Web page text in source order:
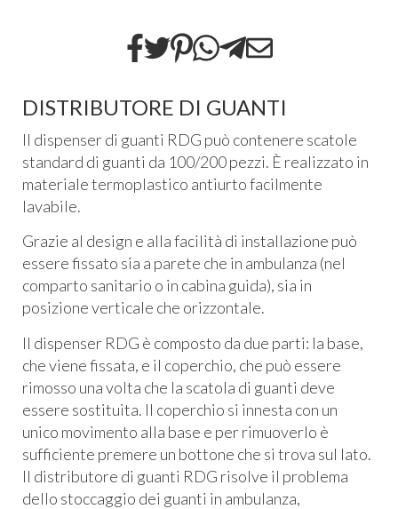
DISTRIBUTORE DI GUANTI
Il dispenser di guanti RDG può contenere scatole
standard di guanti da 100/200 pezzi. È realizzato in
materiale termoplastico antiurto facilmente
lavabile.
Grazie al design e alla facilità di installazione può
essere fissato sia a parete che in ambulanza (nel
comparto sanitario o in cabina guida), sia in
posizione verticale che orizzontale.
Il dispenser RDG è composto da due parti: la base,
che viene fissata, e il coperchio, che può essere
rimosso una volta che la scatola di guanti deve
essere sostituita. Il coperchio si innesta con un
unico movimento alla base e per rimuoverlo è
sufficiente premere un bottone che si trova sul lato.
Il distributore di guanti RDG risolve il problema
dello stoccaggio dei guanti in ambulanza,